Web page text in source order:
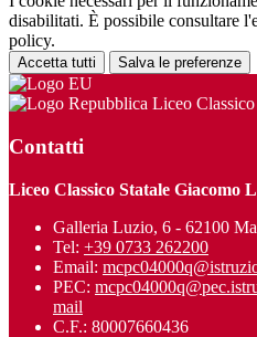
disabilitati. È possibile consultare
policy.
Accetta tutti Salva le preferenze
Liceo
Contatti
Liceo Classico Statale Giacomo
Galleria Luzio, 6 - 62100
Tel: +39 0733 262200
Email:
PEC:
mail
C.F.: 80007660436